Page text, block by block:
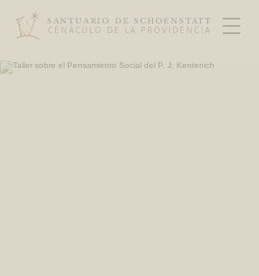
SANTUARIO DE SCHOENSTATT
CENÁCULO DE LA PROVIDENCIA